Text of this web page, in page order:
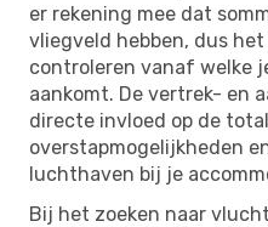
er rekening mee dat
vliegveld hebben, dus
controleren vanaf welke
aankomt. De vertrek- en
directe invloed op de
overstapmogelijkheden
luchthaven bij je
Bij het zoeken naar